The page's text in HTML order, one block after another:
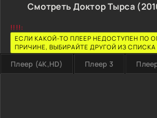
Смотреть Доктор Тырса
!!!!:
ЕСЛИ КАКОЙ-ТО ПЛЕЕР НЕДОСТУПЕН ПО
ПРИЧИНЕ, ВЫБИРАЙТЕ ДРУГОЙ ИЗ СПИСКА
Плеер (4K,HD) Плеер 3